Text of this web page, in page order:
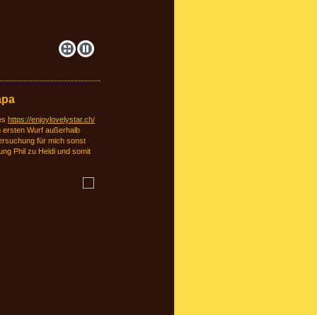
https://enjoylovelystar.ch/
ersten Wurf außerhalb
für mich sonst
Phil zu Heidi und somit